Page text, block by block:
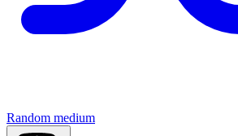
Random medium